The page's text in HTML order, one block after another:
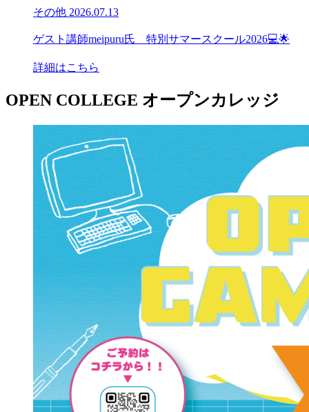
その他 2026.07.13
ゲスト講師meipuru氏 特別サマースクール2026💻🌟
詳細はこちら
OPEN COLLEGE オープンカレッジ